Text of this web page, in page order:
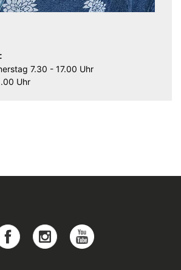
7.30 - 17.00 Uhr
Uhr